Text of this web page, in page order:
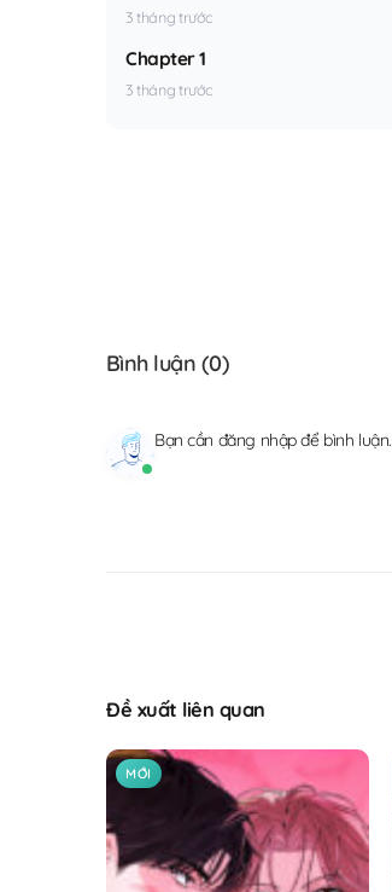
3 tháng trước
Chapter 1
3 tháng trước
Bình luận (0)
Bạn cần đăng nhậpđể bình luận.
Đề xuất liên quan
MỚI